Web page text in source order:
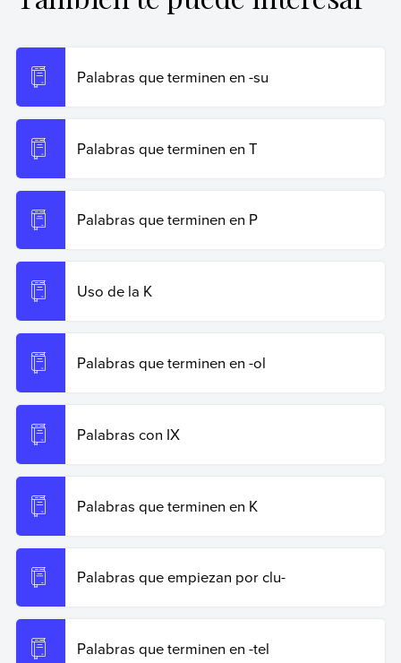
Giani, Carla (24 de octubre de 2024). Palabras que
el 19 de junio de 2026 de
https://www.ejemplos.co/palabras-que-terminen-en-op/
Copiar cita
Palabras que terminen en -su
Palabras que terminen en T
Palabras que terminen en P
Uso de la K
Palabras que terminen en -ol
Palabras con IX
Palabras que terminen en K
Palabras que empiezan por clu-
Palabras que terminen en -tel